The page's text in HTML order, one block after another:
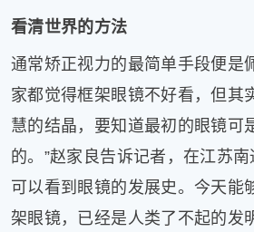
看清世界的方法
通常矫正视力的最简单手段便是
家都觉得框架眼镜不好看，但其
慧的结晶，要知道最初的眼镜可
的。”赵家良告诉记者，在江苏
可以看到眼镜的发展史。今天能
架眼镜，已经是人类了不起的发